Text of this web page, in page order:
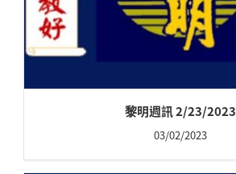
黎明週訊 2/23/2023
03/02/2023